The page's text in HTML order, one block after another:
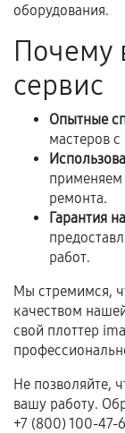
При этом
остается на
продавца.
сервисный
оборудования.
Почему
сервис
Опытные
мастеров
ремонта.
Гарантия
работ.
Мы стремимся,
качеством
свой плоттер
Не позволяйте,
вашу работу.
+7 (800) 100-47-